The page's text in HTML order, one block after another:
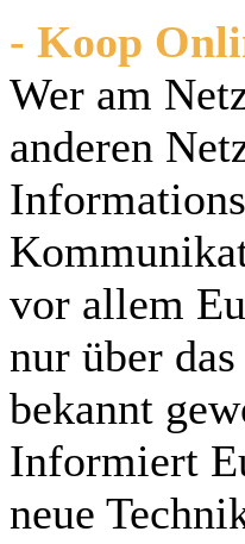
- Koop
Wer am
anderen
vor allem
nur über
bekannt
Informiert
neue